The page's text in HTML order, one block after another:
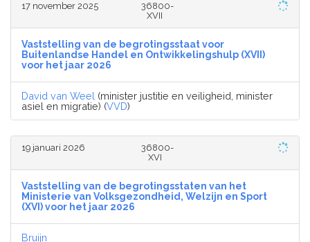
17 november 2025
36800-
XVII
Vaststelling van de begrotingsstaat voor
Buitenlandse Handel en Ontwikkelingshulp (XVII)
voor het jaar 2026
David van Weel (minister justitie en veiligheid, minister
asiel en migratie) (VVD)
19 januari 2026
36800-
XVI
Vaststelling van de begrotingsstaten van het
Ministerie van Volksgezondheid, Welzijn en Sport
(XVI) voor het jaar 2026
Bruijn